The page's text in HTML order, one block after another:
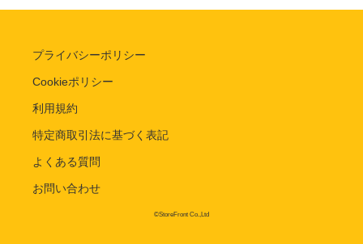
プライバシーポリシー
Cookieポリシー
利用規約
特定商取引法に基づく表記
よくある質問
お問い合わせ
©StoreFront Co.,Ltd